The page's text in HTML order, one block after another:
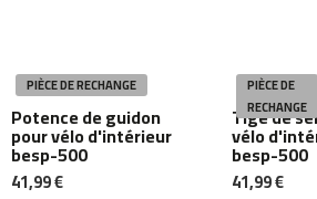
PIÈCE DE RECHANGE
Potence de guidon
pour vélo d'intérieur
besp-500
41,99 €
PIÈCE DE
RECHANGE
Tige de
vélo
besp-500
41,99 €